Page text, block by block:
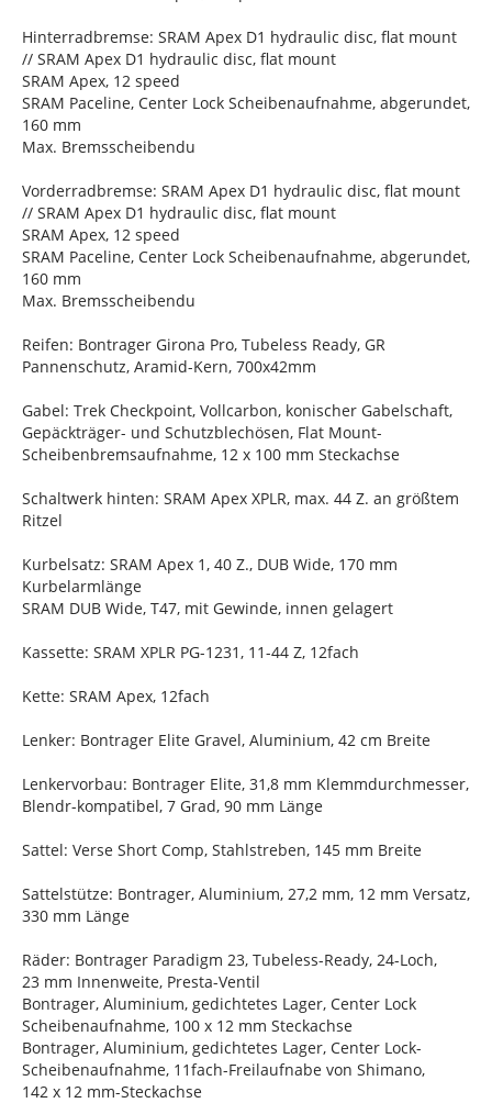
Hinterradbremse: SRAM Apex D1 hydraulic disc, flat mount
// SRAM Apex D1 hydraulic disc, flat mount
SRAM Apex, 12 speed
SRAM Paceline, Center Lock Scheibenaufnahme, abgerundet,
160 mm
Max. Bremsscheibendu
Vorderradbremse: SRAM Apex D1 hydraulic disc, flat mount
// SRAM Apex D1 hydraulic disc, flat mount
SRAM Apex, 12 speed
SRAM Paceline, Center Lock Scheibenaufnahme, abgerundet,
160 mm
Max. Bremsscheibendu
Reifen: Bontrager Girona Pro, Tubeless Ready, GR
Pannenschutz, Aramid-Kern, 700x42mm
Gabel: Trek Checkpoint, Vollcarbon, konischer Gabelschaft,
Gepäckträger- und Schutzblechösen, Flat Mount-
Scheibenbremsaufnahme, 12 x 100 mm Steckachse
Schaltwerk hinten: SRAM Apex XPLR, max. 44 Z. an größtem
Ritzel
Kurbelsatz: SRAM Apex 1, 40 Z., DUB Wide, 170 mm
Kurbelarmlänge
SRAM DUB Wide, T47, mit Gewinde, innen gelagert
Kassette: SRAM XPLR PG-1231, 11-44 Z, 12fach
Kette: SRAM Apex, 12fach
Lenker: Bontrager Elite Gravel, Aluminium, 42 cm Breite
Lenkervorbau: Bontrager Elite, 31,8 mm Klemmdurchmesser,
Blendr-kompatibel, 7 Grad, 90 mm Länge
Sattel: Verse Short Comp, Stahlstreben, 145 mm Breite
Sattelstütze: Bontrager, Aluminium, 27,2 mm, 12 mm Versatz,
330 mm Länge
Räder: Bontrager Paradigm 23, Tubeless-Ready, 24-Loch,
23 mm Innenweite, Presta-Ventil
Bontrager, Aluminium, gedichtetes Lager, Center Lock
Scheibenaufnahme, 100 x 12 mm Steckachse
Bontrager, Aluminium, gedichtetes Lager, Center Lock-
Scheibenaufnahme, 11fach-Freilaufnabe von Shimano,
142 x 12 mm-Steckachse